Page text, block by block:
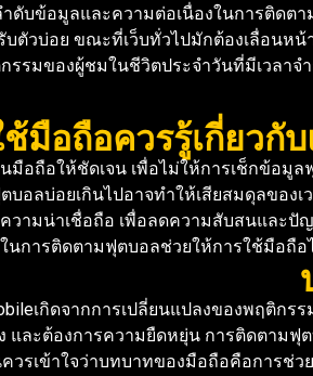
บข้อมูลและความต่อเนื่องในการติดตา
วบ่อย ขณะที่เว็บทั่วไปมักต้องเลื่อนหน้
รรมของผู้ชมในชีวิตประจำวันที่มีเวลา
มือถือควรรู้เกี่ยวกั
มือถือให้ชัดเจน เพื่อไม่ให้การเช็กข้อ
ลบ่อยเกินไปอาจทำให้เสียสมดุลของเ
ามน่าเชื่อถือ เพื่อลดความสับสนและปั
ในการติดตามฟุตบอลช่วยให้การใช้มือถื
เกิดจากการเปลี่ยนแปลงของพฤติก
และต้องการความยืดหยุ่น การติดตาม
วรเข้าใจว่าบทบาทของมือถือคือการช่